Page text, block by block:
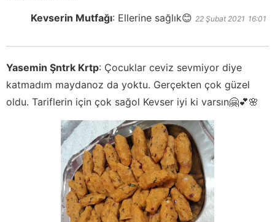
Kevserin Mutfağı: Ellerine sağlık😊 22 Şubat 2021 16:01
Yasemin Şntrk Krtp: Çocuklar ceviz sevmiyor diye
katmadım maydanoz da yoktu. Gerçekten çok güzel
oldu. Tariflerin için çok sağol Kevser iyi ki varsın🤗💕🌸